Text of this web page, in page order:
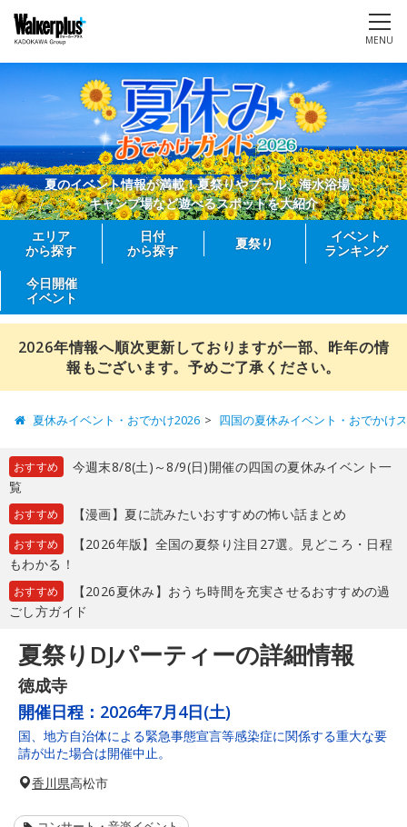
MENU
夏のイベント情報が満載！夏祭りやプール、海水浴場、
キャンプ場など遊べるスポットを大紹介
エリア
から探す
日付
から探す
夏祭り
イベント
ランキング
今日開催
イベント
2026年情報へ順次更新しておりますが一部、昨年の情
報もございます。予めご了承ください。
夏休みイベント・おでかけ2026 四国の夏休みイベント・おでかけ
おすすめ
今週末8/8(土)～8/9(日)開催の四国の夏休みイベント一
覧
おすすめ 【漫画】夏に読みたいおすすめの怖い話まとめ
おすすめ
【2026年版】全国の夏祭り注目27選。見どころ・日程
もわかる！
おすすめ
【2026夏休み】おうち時間を充実させるおすすめの過
ごし方ガイド
夏祭りDJパーティーの詳細情報
徳成寺
開催日程： 2026年7月4日(土)
国、地方自治体による緊急事態宣言等感染症に関係する重大な要
請が出た場合は開催中止。
香川県高松市